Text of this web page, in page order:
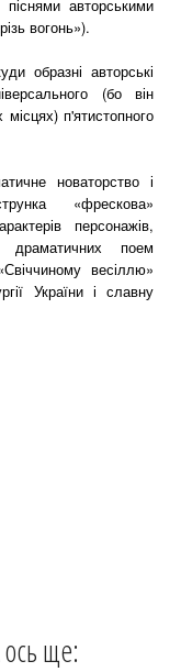
авторськими
вогонь»).
образні авторські
(бо він
п'ятистопного
новаторство і
«фрескова»
персонажів,
поем
весіллю»
України і славну
ось ще: